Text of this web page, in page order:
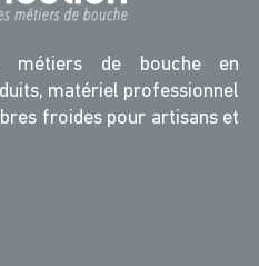
métiers de bouche en
matériel professionnel
froides pour artisans et